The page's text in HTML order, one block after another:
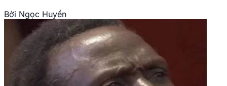
Bởi Ngọc Huyền